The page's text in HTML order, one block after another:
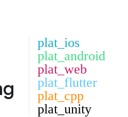
plat_ios
plat_android
plat_web
plat_flutter
plat_cpp
plat_unity